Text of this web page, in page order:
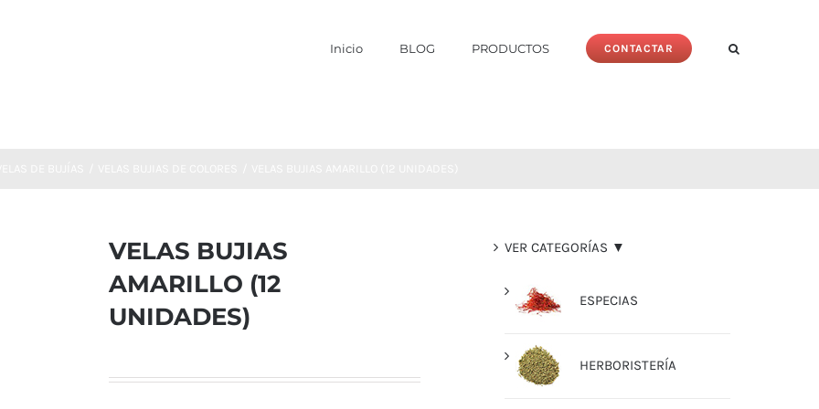
Inicio BLOG PRODUCTOS CONTACTAR
VELAS BUJIAS
AMARILLO (12
UNIDADES)
VER CATEGORÍAS ▼
ESPECIAS
HERBORISTERÍA